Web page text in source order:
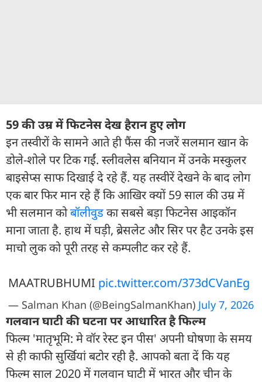
59 की उम्र में फिटनेस देख हैरान हुए लोग
इन तस्वीरों के सामने आते ही फैंस की नजरें सलमान खान के
डोले-शोले पर टिक गईं. स्लीवलेस बनियान में उनके मस्कुलर
बाइसेप्स साफ दिखाई दे रहे हैं. यह तस्वीरें देखने के बाद लोग
एक बार फिर मान रहे हैं कि आखिर क्यों 59 साल की उम्र में
भी सलमान कोबॉलीवुडका सबसे बड़ा फिटनेस आइकॉन
माना जाता है. हाथ में घड़ी, ब्रेसलेट और सिर पर हैट उनके इस
माचो लुक को पूरी तरह से कम्पलीट कर रहे हैं.
MAATRUBHUMI pic.twitter.com/373dCVanEg
— Salman Khan (@BeingSalmanKhan) July 7, 2026
गलवान घाटी की घटना पर आधारित है फिल्म
फिल्म 'मातृभूमि: मे वॉर रेस्ट इन पीस' अपनी घोषणा के समय
से ही काफी सुर्खियां बटोर रही है. आपको बता दें कि यह
फिल्म साल 2020 में गलवान घाटी में भारत और चीन के